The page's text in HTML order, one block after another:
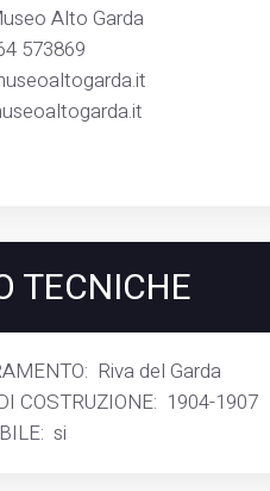
Alto Garda
573869
TECNICHE
Riva del Garda
COSTRUZIONE: 1904-1907
si